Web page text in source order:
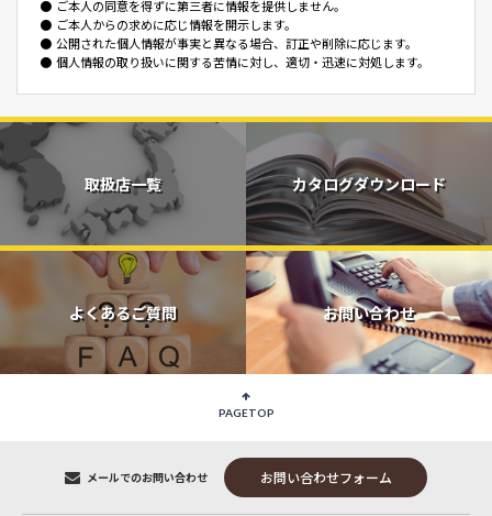
● ご本人の同意を得ずに第三者に情報を提供しません。
● ご本人からの求めに応じ情報を開示します。
● 公開された個人情報が事実と異なる場合、訂正や削除に応じます。
● 個人情報の取り扱いに関する苦情に対し、適切・迅速に対処します。
取扱店一覧 カタログダウンロード
よくあるご質問 お問い合わせ
PAGETOP
メールでのお問い合わせ お問い合わせフォーム